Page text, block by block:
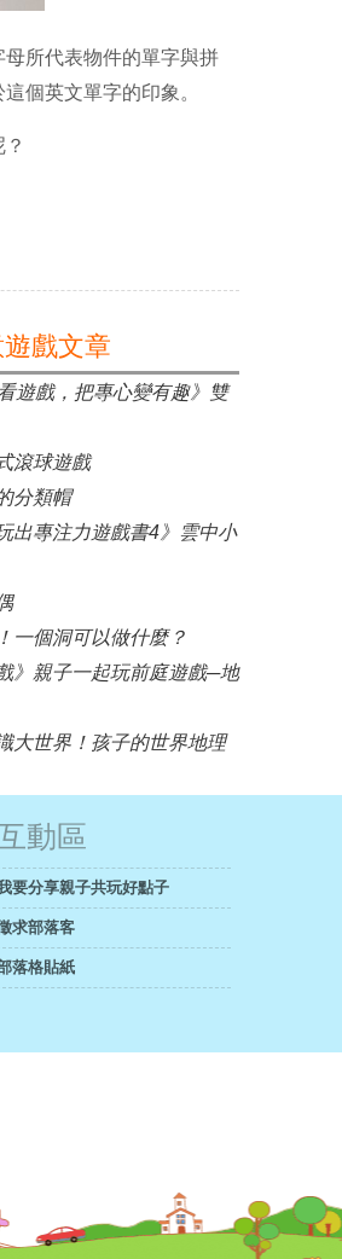
所代表物件的單字與拼
個英文單字的印象。
戲文章
遊戲，把專心變有趣》雙
滾球遊戲
分類帽
出專注力遊戲書4》雲中小
一個洞可以做什麼？
》親子一起玩前庭遊戲─地
大世界！孩子的世界地理
動區
要分享親子共玩好點子
求部落客
落格貼紙